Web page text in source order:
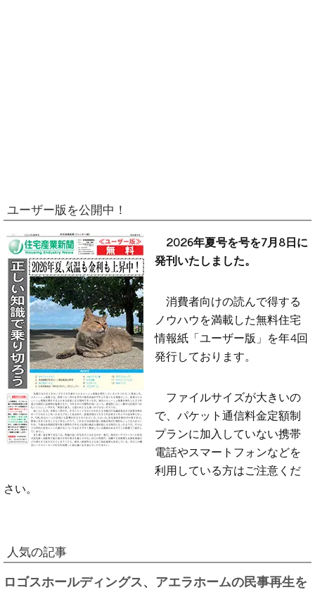
ユーザー版を公開中！
2026年夏号を号を7月8日に
発刊いたしました。
消費者向けの読んで得する
ノウハウを満載した無料住宅
情報紙「ユーザー版」を年4回
発行しております。
ファイルサイズが大きいの
で、パケット通信料金定額制
プランに加入していない携帯
電話やスマートフォンなどを
利用している方はご注意くだ
さい。
人気の記事
ロゴスホールディングス、アエラホームの民事再生を